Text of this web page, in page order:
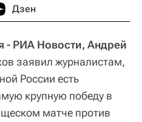
Дзен
- РИА Новости, Андрей
заявил журналистам,
России есть
крупную победу в
матче против